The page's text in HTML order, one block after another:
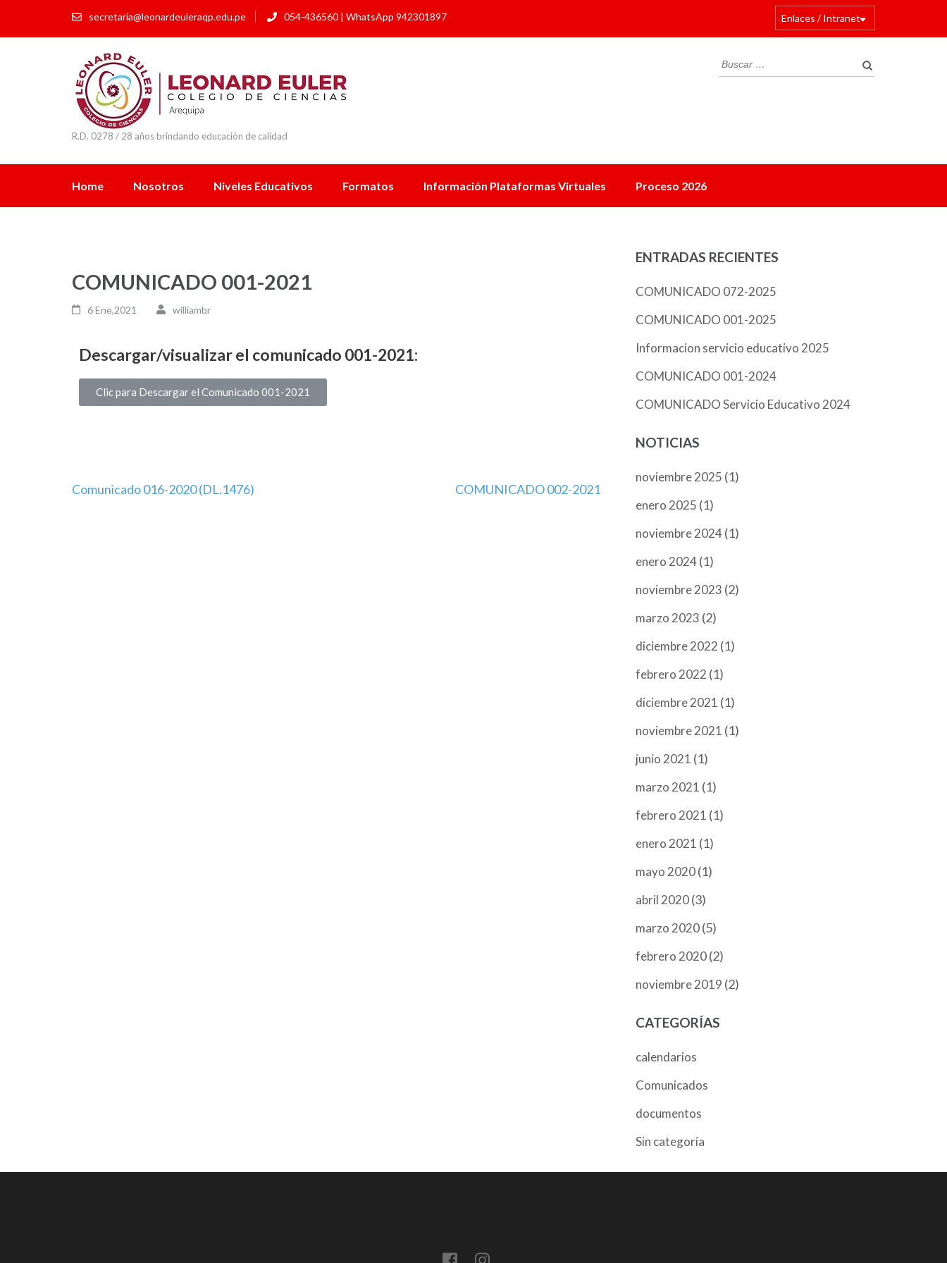
secretaria@leonardeuleraqp.edu.pe 054-436560 | WhatsApp 942301897 Enlaces / Intranet
R.D. 0278 / 28 años brindando educación de calidad
Home Nosotros Niveles Educativos Formatos Información Plataformas Virtuales Proceso 2026
COMUNICADO 001-2021
6 Ene,2021 williambr
Descargar/visualizar el comunicado 001-2021:
Clic para Descargar el Comunicado 001-2021
Comunicado 016-2020 (DL.1476) COMUNICADO 002-2021
ENTRADAS RECIENTES
COMUNICADO 072-2025
COMUNICADO 001-2025
Informacion servicio educativo 2025
COMUNICADO 001-2024
COMUNICADO Servicio Educativo 2024
NOTICIAS
noviembre 2025 (1)
enero 2025 (1)
noviembre 2024(1)
enero 2024(1)
noviembre 2023 (2)
marzo 2023 (2)
diciembre 2022 (1)
febrero 2022 (1)
diciembre 2021 (1)
noviembre 2021 (1)
junio 2021 (1)
marzo 2021 (1)
febrero 2021 (1)
enero 2021 (1)
mayo 2020(1)
abril 2020(3)
marzo 2020(5)
febrero 2020(2)
noviembre 2019 (2)
CATEGORÍAS
calendarios
Comunicados
documentos
Sin categoría